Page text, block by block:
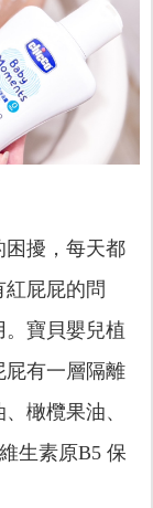
困擾，每天都
屁屁的問
寶貝嬰兒植
屁有一層隔離
橄欖果油、
生素原B5 保